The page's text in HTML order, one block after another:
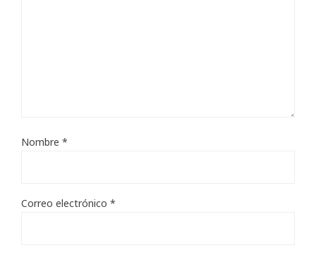
Nombre *
Correo electrónico *